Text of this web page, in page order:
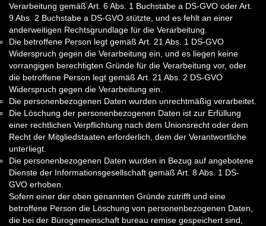
Verarbeitung gemäß Art. 6 Abs. 1 Buchstabe a DS-GVO oder Art.
9 Abs. 2 Buchstabe a DS-GVO stützte, und es fehlt an einer
anderweitigen Rechtsgrundlage für die Verarbeitung.
Die betroffene Person legt gemäß Art. 21 Abs. 1 DS-GVO
Widerspruch gegen die Verarbeitung ein, und es liegen keine
vorrangigen berechtigten Gründe für die Verarbeitung vor, oder
die betroffene Person legt gemäß Art. 21 Abs. 2 DS-GVO
Widerspruch gegen die Verarbeitung ein.
Die personenbezogenen Daten wurden unrechtmäßig verarbeitet.
Die Löschung der personenbezogenen Daten ist zur Erfüllung
einer rechtlichen Verpflichtung nach dem Unionsrecht oder dem
Recht der Mitgliedstaaten erforderlich, dem der Verantwortliche
unterliegt.
Die personenbezogenen Daten wurden in Bezug auf angebotene
Dienste der Informationsgesellschaft gemäß Art. 8 Abs. 1 DS-
GVO erhoben.
Sofern einer der oben genannten Gründe zutrifft und eine
betroffene Person die Löschung von personenbezogenen Daten,
die bei der Bürogemeinschaft bureau remise gespeichert sind,